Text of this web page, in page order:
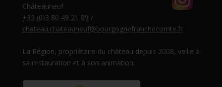
Châteauneuf
+33 (0)3 80 49 21 89 /
chateau.chateauneuf@bourgognefranchecomte.fr
La Région, propriétaire du château depuis 2008, veille à
sa restauration et à son animation.